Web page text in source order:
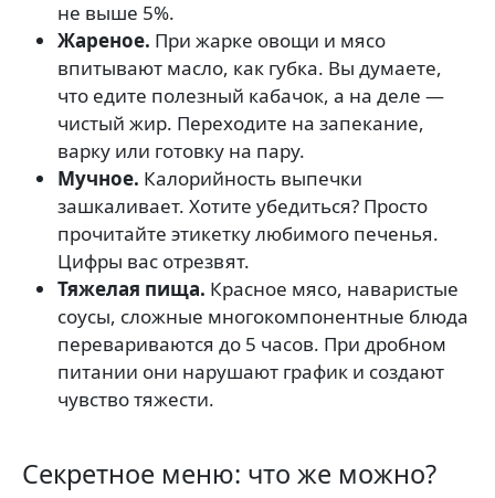
не выше 5%.
Жареное. При жарке овощи и мясо
впитывают масло, как губка. Вы думаете,
что едите полезный кабачок, а на деле —
чистый жир. Переходите на запекание,
варку или готовку на пару.
Мучное. Калорийность выпечки
зашкаливает. Хотите убедиться? Просто
прочитайте этикетку любимого печенья.
Цифры вас отрезвят.
Тяжелая пища. Красное мясо, наваристые
соусы, сложные многокомпонентные блюда
перевариваются до 5 часов. При дробном
питании они нарушают график и создают
чувство тяжести.
Секретное меню: что же можно?